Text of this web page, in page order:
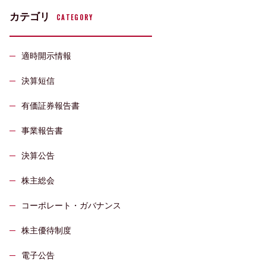
カテゴリ CATEGORY
適時開示情報
決算短信
有価証券報告書
事業報告書
決算公告
株主総会
コーポレート・ガバナンス
株主優待制度
電子公告